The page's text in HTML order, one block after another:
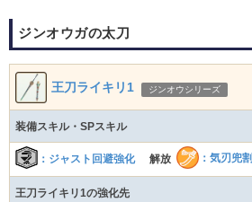
ジンオウガの太刀
王刀ライキリ1 ジンオウシリーズ
装備スキル・SPスキル
：ジャスト回避強化 解放 ：気刃兜割
王刀ライキリ1の強化先